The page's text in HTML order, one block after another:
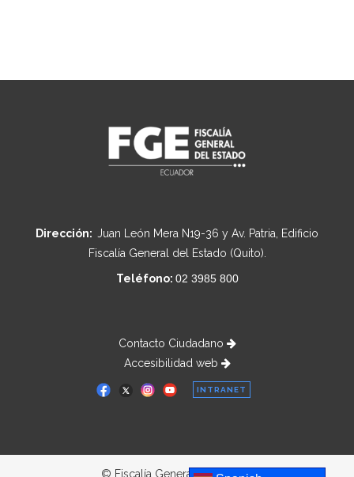
Dirección: Juan León Mera N19-36 y Av. Patria, Edificio
Fiscalía General del Estado (Quito).
Teléfono: 02 3985 800
Contacto Ciudadano
Accesibilidad web
INTRANET
© Fiscalía General del Estado